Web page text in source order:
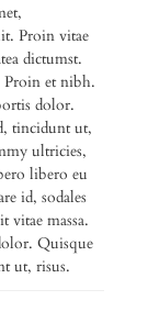
Proin vitae
dictumst.
Proin et nibh.
dolor.
tincidunt ut,
ultricies,
libero eu
id, sodales
vitae massa.
Quisque
ut, risus.